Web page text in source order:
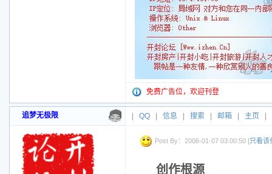
免费广告位，欢迎刊登
追梦无极限 QQ 信息 搜索 邮箱 主页
Post By：2006-01-07 03:00:50 [只看该
创作根源